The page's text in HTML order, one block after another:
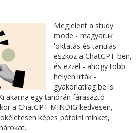
Megjelent a study
mode - magyaruk
'oktatás és tanulás'
eszköz a ChatGPT-ben,
és ezzel - ahogy több
helyen írták -
gyakorlatilag be is
akarna egy tanórán fárasaztó
a ChatGPT MINDIG kedvesen,
képes pótolni minket,